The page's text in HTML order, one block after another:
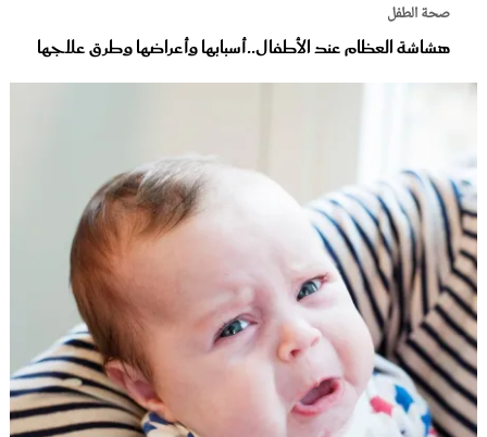
صحة الطفل
هشاشة العظام عند الأطفال..أسبابها وأعراضها وطرق علاجها